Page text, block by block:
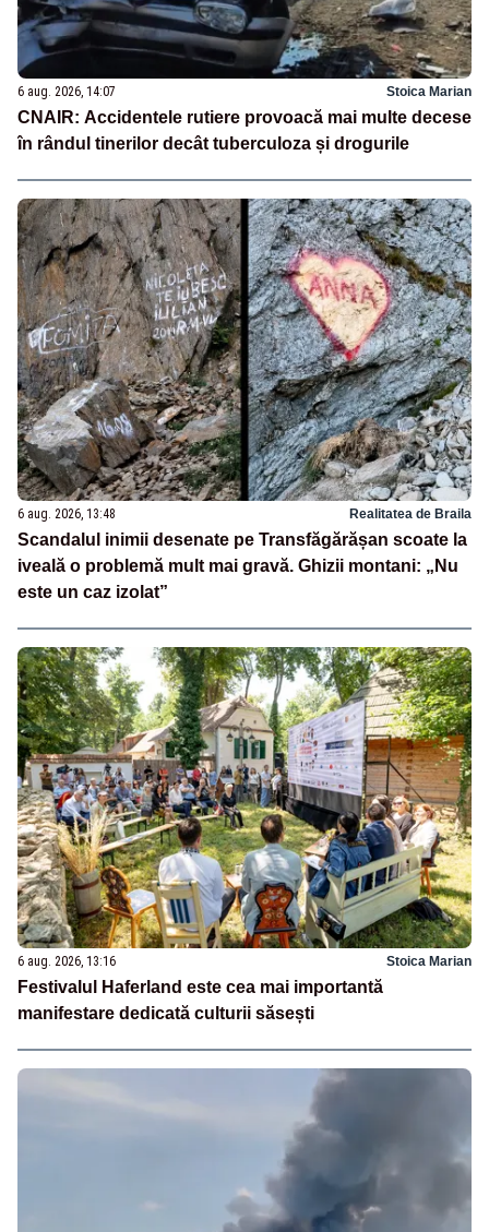
6 aug. 2026, 14:07 Stoica Marian
CNAIR: Accidentele rutiere provoacă mai multe decese
în rândul tinerilor decât tuberculoza și drogurile
6 aug. 2026, 13:48 Realitatea de Braila
Scandalul inimii desenate pe Transfăgărășan scoate la
iveală o problemă mult mai gravă. Ghizii montani: „Nu
este un caz izolat”
6 aug. 2026, 13:16 Stoica Marian
Festivalul Haferland este cea mai importantă
manifestare dedicată culturii săsești